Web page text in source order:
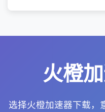
火橙
选择火橙加速器下载，